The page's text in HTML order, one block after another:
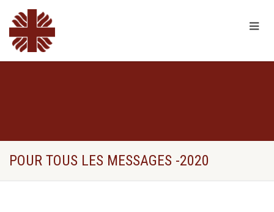
POUR TOUS LES MESSAGES -2020